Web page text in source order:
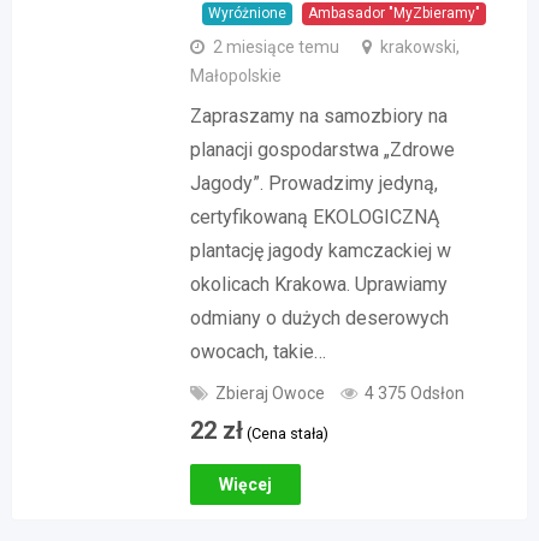
Wyróżnione Ambasador "MyZbieramy"
2 miesiące temu
krakowski,
Małopolskie
Zapraszamy na samozbiory na
planacji gospodarstwa „Zdrowe
Jagody”. Prowadzimy jedyną,
certyfikowaną EKOLOGICZNĄ
plantację jagody kamczackiej w
okolicach Krakowa. Uprawiamy
odmiany o dużych deserowych
owocach, takie…
Zbieraj Owoce 4 375 Odsłon
22 zł (Cena stała)
Więcej